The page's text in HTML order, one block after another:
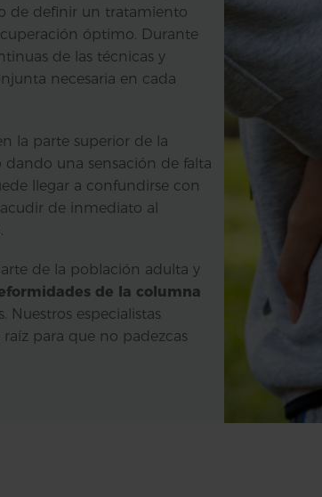
de definir un tratamiento
óptimo. Durante
de las técnicas y
necesaria en cada
la parte superior de la
dando una sensación de falta
llegar a confundirse con
de inmediato al
de la población adulta y
de la columna
Nuestros especialistas
para que no padezcas